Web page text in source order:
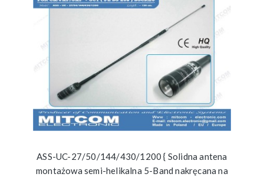
ASS-UC-27/50/144/430/1200 { Solidna antena
montażowa semi-helikalna 5-Band nakręcana na